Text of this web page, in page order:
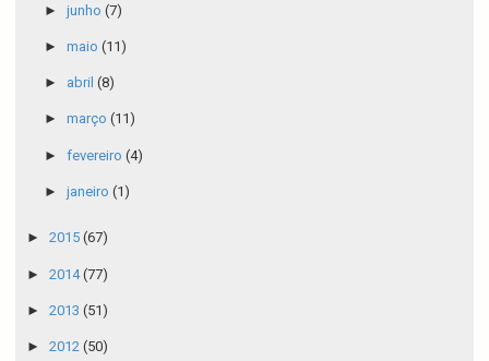
► junho (7)
► maio (11)
► abril (8)
► março (11)
► fevereiro (4)
► janeiro (1)
► 2015 (67)
► 2014(77)
► 2013 (51)
► 2012 (50)